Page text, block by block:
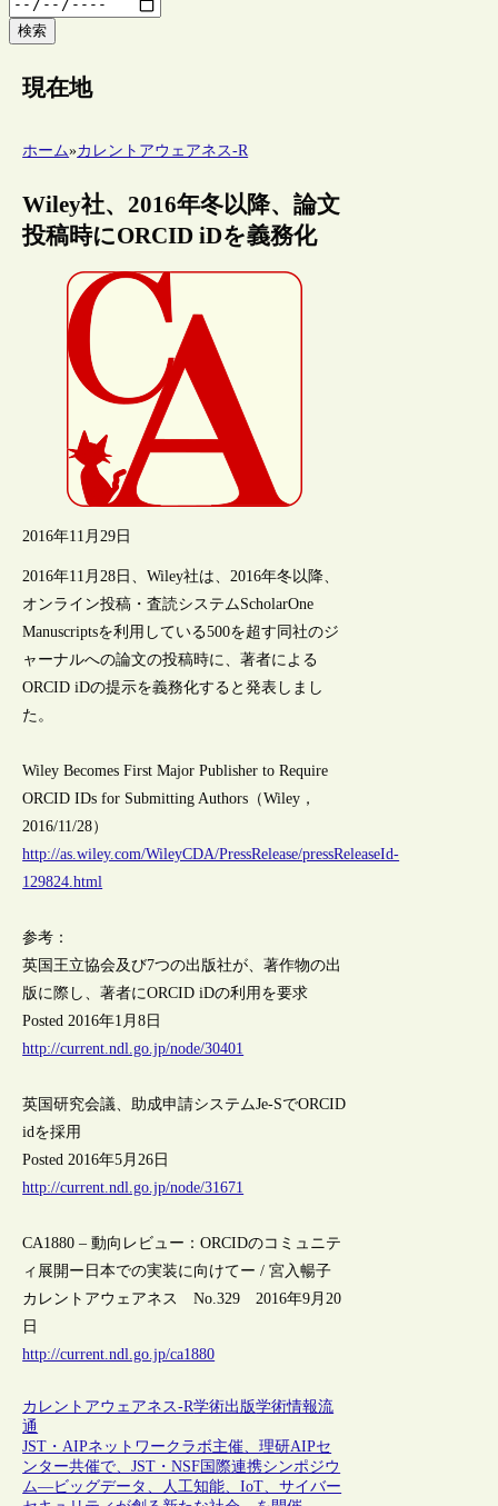
検索
現在地
ホーム»カレントアウェアネス-R
Wiley社、2016年冬以降、論文
投稿時にORCID iDを義務化
2016年11月29日
2016年11月28日、Wiley社は、2016年冬以降、
オンライン投稿・査読システムScholarOne
Manuscriptsを利用している500を超す同社のジ
ャーナルへの論文の投稿時に、著者による
ORCID iDの提示を義務化すると発表しまし
た。
Wiley Becomes First Major Publisher to Require
ORCID IDs for Submitting Authors（Wiley，
2016/11/28）
http://as.wiley.com/WileyCDA/PressRelease/pressReleaseId-
129824.html
参考：
英国王立協会及び7つの出版社が、著作物の出
版に際し、著者にORCID iDの利用を要求
Posted 2016年1月8日
http://current.ndl.go.jp/node/30401
英国研究会議、助成申請システムJe-SでORCID
idを採用
Posted 2016年5月26日
http://current.ndl.go.jp/node/31671
CA1880 – 動向レビュー：ORCIDのコミュニテ
ィ展開ー日本での実装に向けてー / 宮入暢子
カレントアウェアネス No.329 2016年9月20
日
http://current.ndl.go.jp/ca1880
カレントアウェアネス-R学術出版学術情報流
通
JST・AIPネットワークラボ主催、理研AIPセ
ンター共催で、JST・NSF国際連携シンポジウ
ム―ビッグデータ、人工知能、IoT、サイバー